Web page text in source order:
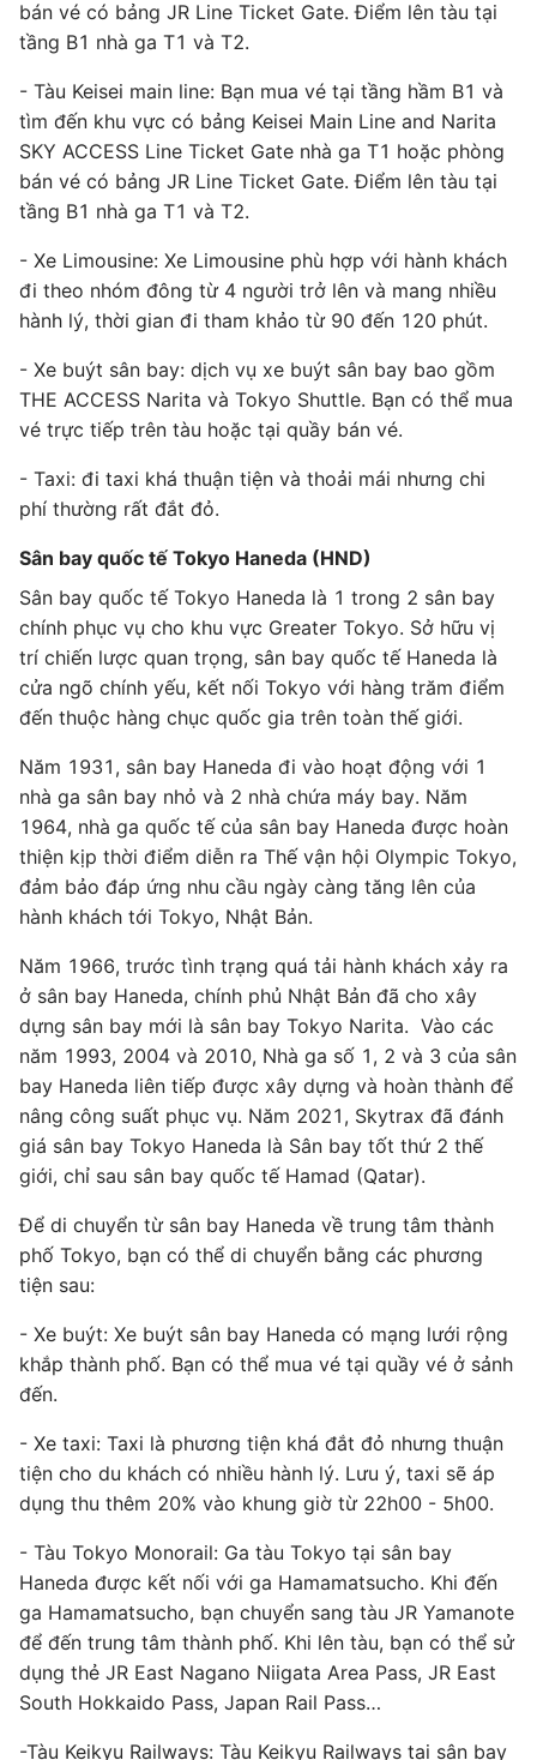
bán vé có bảng JR Line Ticket Gate. Điểm lên tàu tại
tầng B1 nhà ga T1 và T2.
- Tàu Keisei main line: Bạn mua vé tại tầng hầm B1 và
tìm đến khu vực có bảng Keisei Main Line and Narita
SKY ACCESS Line Ticket Gate nhà ga T1 hoặc phòng
bán vé có bảng JR Line Ticket Gate. Điểm lên tàu tại
tầng B1 nhà ga T1 và T2.
- Xe Limousine: Xe Limousine phù hợp với hành khách
đi theo nhóm đông từ 4 người trở lên và mang nhiều
hành lý, thời gian đi tham khảo từ 90 đến 120 phút.
- Xe buýt sân bay: dịch vụ xe buýt sân bay bao gồm
THE ACCESS Narita và Tokyo Shuttle. Bạn có thể mua
vé trực tiếp trên tàu hoặc tại quầy bán vé.
- Taxi: đi taxi khá thuận tiện và thoải mái nhưng chi
phí thường rất đắt đỏ.
Sân bay quốc tế Tokyo Haneda (HND)
Sân bay quốc tế Tokyo Haneda là 1 trong 2 sân bay
chính phục vụ cho khu vực Greater Tokyo. Sở hữu vị
trí chiến lược quan trọng, sân bay quốc tế Haneda là
cửa ngõ chính yếu, kết nối Tokyo với hàng trăm điểm
đến thuộc hàng chục quốc gia trên toàn thế giới.
Năm 1931, sân bay Haneda đi vào hoạt động với 1
nhà ga sân bay nhỏ và 2 nhà chứa máy bay. Năm
1964, nhà ga quốc tế của sân bay Haneda được hoàn
thiện kịp thời điểm diễn ra Thế vận hội Olympic Tokyo,
đảm bảo đáp ứng nhu cầu ngày càng tăng lên của
hành khách tới Tokyo, Nhật Bản.
Năm 1966, trước tình trạng quá tải hành khách xảy ra
ở sân bay Haneda, chính phủ Nhật Bản đã cho xây
dựng sân bay mới là sân bay Tokyo Narita. Vào các
năm 1993, 2004 và 2010, Nhà ga số 1, 2 và 3 của sân
bay Haneda liên tiếp được xây dựng và hoàn thành để
nâng công suất phục vụ. Năm 2021, Skytrax đã đánh
giá sân bay Tokyo Haneda là Sân bay tốt thứ 2 thế
giới, chỉ sau sân bay quốc tế Hamad (Qatar).
Để di chuyển từ sân bay Haneda về trung tâm thành
phố Tokyo, bạn có thể di chuyển bằng các phương
tiện sau:
- Xe buýt: Xe buýt sân bay Haneda có mạng lưới rộng
khắp thành phố. Bạn có thể mua vé tại quầy vé ở sảnh
đến.
- Xe taxi: Taxi là phương tiện khá đắt đỏ nhưng thuận
tiện cho du khách có nhiều hành lý. Lưu ý, taxi sẽ áp
dụng thu thêm 20% vào khung giờ từ 22h00 - 5h00.
- Tàu Tokyo Monorail: Ga tàu Tokyo tại sân bay
Haneda được kết nối với ga Hamamatsucho. Khi đến
ga Hamamatsucho, bạn chuyển sang tàu JR Yamanote
để đến trung tâm thành phố. Khi lên tàu, bạn có thể sử
dụng thẻ JR East Nagano Niigata Area Pass, JR East
South Hokkaido Pass, Japan Rail Pass…
-Tàu Keikyu Railways: Tàu Keikyu Railways tại sân bay